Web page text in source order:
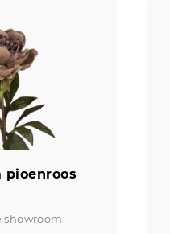
pioenroos
showroom